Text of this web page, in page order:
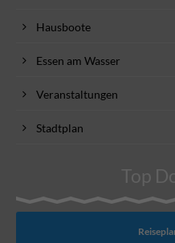
Hausboote
Essen am Wasser
Veranstaltungen
Stadtplan
Top